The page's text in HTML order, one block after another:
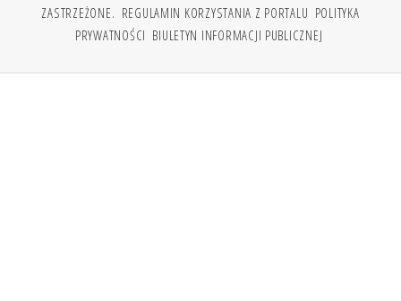
ZASTRZEŻONE. REGULAMIN KORZYSTANIA Z PORTALU POLITYKA
PRYWATNOŚCI BIULETYN INFORMACJI PUBLICZNEJ